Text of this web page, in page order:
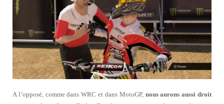
A l’opposé, comme dans WRC et dans MotoGP, nous aurons aussi droit